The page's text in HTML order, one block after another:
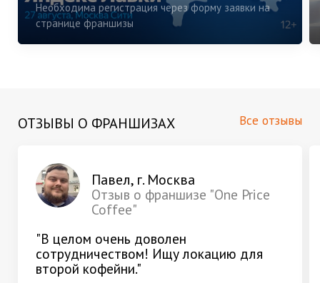
Необходима регистрация через форму заявки на
странице франшизы
ОТЗЫВЫ О ФРАНШИЗАХ Все отзывы
Павел, г. Москва
Отзыв о франшизе "One Price
Coffee"
"В целом очень доволен
сотрудничеством! Ищу локацию для
второй кофейни."